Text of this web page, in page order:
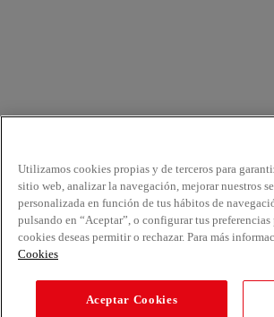
Utilizamos cookies propias y de terceros para
sitio web, analizar la navegación, mejorar nuestros
personalizada en función de tus hábitos de
pulsando en “Aceptar”, o configurar tus
cookies deseas permitir o rechazar. Para más
Cookies
Aceptar Cookies